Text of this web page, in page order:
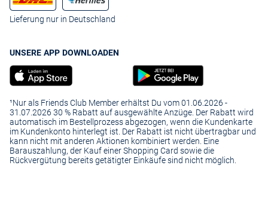
Lieferung nur in Deutschland
UNSERE APP DOWNLOADEN
¹Nur als Friends Club Member erhältst Du vom 01.06.2026 -
31.07.2026 30 % Rabatt auf ausgewählte Anzüge. Der Rabatt wird
automatisch im Bestellprozess abgezogen, wenn die Kundenkarte
im Kundenkonto hinterlegt ist. Der Rabatt ist nicht übertragbar und
kann nicht mit anderen Aktionen kombiniert werden. Eine
Barauszahlung, der Kauf einer Shopping Card sowie die
Rückvergütung bereits getätigter Einkäufe sind nicht möglich.